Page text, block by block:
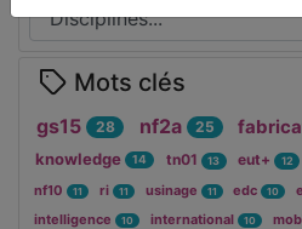
Mots clés
gs15 28 nf2a 25
knowledge 14 tn01 13 eut+ 12
nf10 11 ri 11 usinage 11 edc 10
intelligence 10 international 10